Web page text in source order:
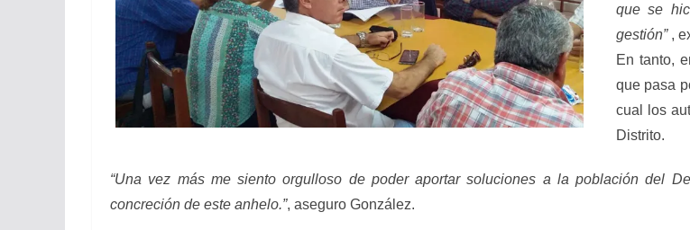
que se
gestión”,
En tanto,
que pasa
cual los
Distrito.
“Una vez más me siento orgulloso de poder aportar soluciones a la población del
concreción de este anhelo.”, aseguro González.